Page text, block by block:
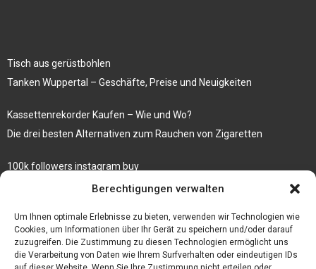
Berechtigungen verwalten
Um Ihnen optimale Erlebnisse zu bieten, verwenden wir Technologien wie
Cookies, um Informationen über Ihr Gerät zu speichern und/oder darauf
zuzugreifen. Die Zustimmung zu diesen Technologien ermöglicht uns
die Verarbeitung von Daten wie Ihrem Surfverhalten oder eindeutigen IDs
Tisch aus gerüstbohlen
Tanken Wuppertal – Geschäfte, Preise und Neuigkeiten
Kassettenrekorder Kaufen – Wie und Wo?
Die drei besten Alternativen zum Rauchen von Zigaretten
100k followers instagram buy
Rezepte für gekochte Süßkartoffeln
Gönnen Sie sich bedruckte Fliesen mit einem eigenen Bild